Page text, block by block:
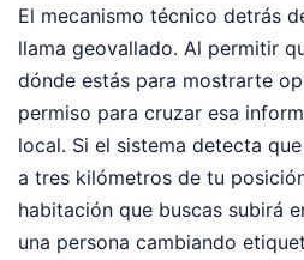
El mecanismo técnico detrás
llama geovallado. Al permitir
dónde estás para mostrarte
permiso para cruzar esa
local. Si el sistema detecta
a tres kilómetros de tu
habitación que buscas subirá
una persona cambiando